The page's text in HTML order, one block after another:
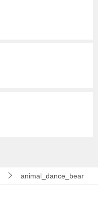
animal_dance_bear